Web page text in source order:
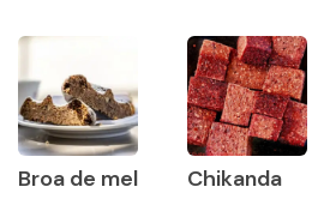
Broa de mel Chikanda